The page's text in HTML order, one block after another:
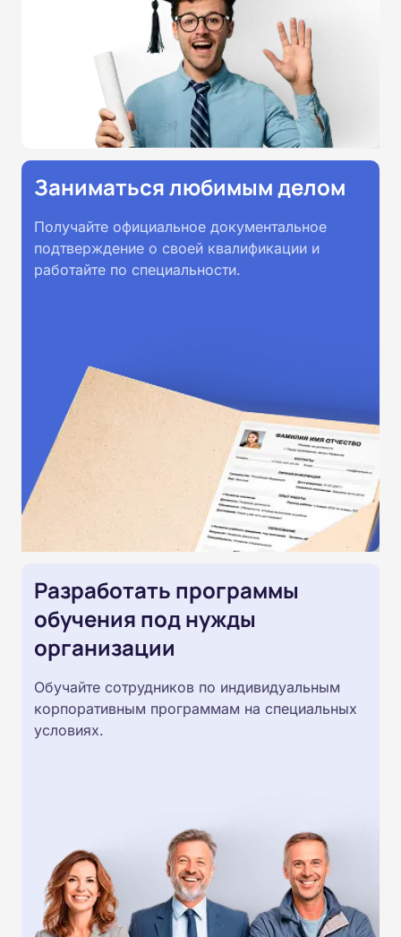
Заниматься любимым делом
Получайте официальное документальное
подтверждение о своей квалификации и
работайте по специальности.
Разработать программы
обучения под нужды
организации
Обучайте сотрудников по индивидуальным
корпоративным программам на специальных
условиях.